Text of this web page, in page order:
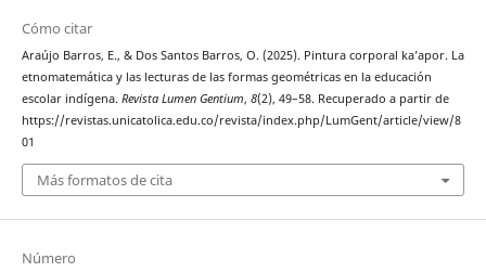
Cómo citar
Araújo Barros, E., & Dos Santos Barros, O. (2025). Pintura corporal ka’apor. La
etnomatemática y las lecturas de las formas geométricas en la educación
escolar indígena. Revista Lumen Gentium, 8(2), 49–58. Recuperado a partir de
https://revistas.unicatolica.edu.co/revista/index.php/LumGent/article/view/8
01
Más formatos de cita
Número